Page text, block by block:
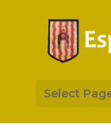
Select